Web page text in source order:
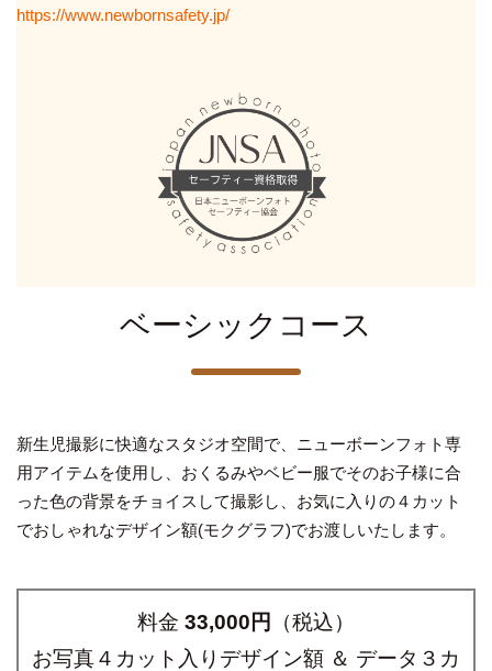
https://www.newbornsafety.jp/
ベーシックコース
新生児撮影に快適なスタジオ空間で、ニューボーンフォト専
用アイテムを使用し、おくるみやベビー服でそのお子様に合
った色の背景をチョイスして撮影し、お気に入りの４カット
でおしゃれなデザイン額(モクグラフ)でお渡しいたします。
料金 33,000円
（税込）
お写真４カット入りデザイン額 ＆ データ３カ